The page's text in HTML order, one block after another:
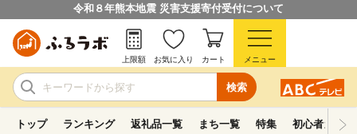
令和８年熊本地震 災害支援寄付受付について
検索
上限額 お気に入り カート メニュー
トップ ランキング 返礼品一覧 まち一覧 特集 初心者ガイド